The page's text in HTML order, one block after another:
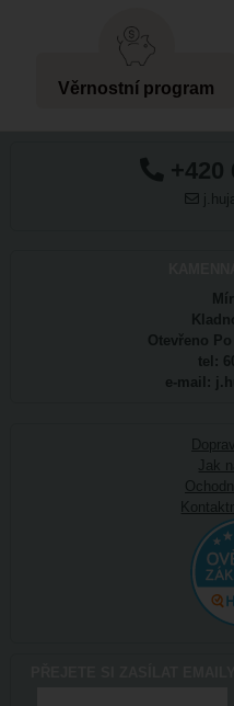
Věrnostní program
+420
Otevřeno Po
tel:
e-mail:
Jak